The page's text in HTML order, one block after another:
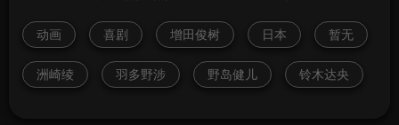
动画 喜剧 增田俊树 日本 暂无
洲崎绫 羽多野涉 野岛健儿 铃木达央